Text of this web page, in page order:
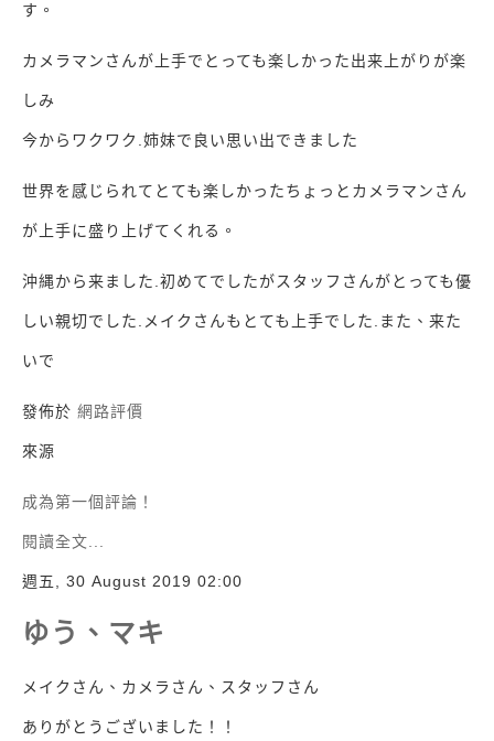
す。
カメラマンさんが上手でとっても楽しかった出来上がりが楽
しみ
今からワクワク.姉妹で良い思い出できました
世界を感じられてとても楽しかったちょっとカメラマンさん
が上手に盛り上げてくれる。
沖縄から来ました.初めてでしたがスタッフさんがとっても優
しい親切でした.メイクさんもとても上手でした.また、来た
いで
發佈於 網路評價
來源
成為第一個評論！
閱讀全文...
週五, 30 August 2019 02:00
ゆう、マキ
メイクさん、カメラさん、スタッフさん
ありがとうございました！！